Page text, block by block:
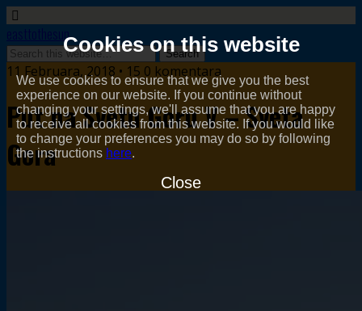
Cookies on this website
We use cookies to ensure that we give you the best
experience on our website. If you continue without
changing your settings, we'll assume that you are happy
to receive all cookies from this website. If you would like
to change your preferences you may do so by following
the instructions here.
Close
easttothesun
11 Februara, 2018 • 15 0 komentara
Put na Svetu Goru V – Sveta
Gora